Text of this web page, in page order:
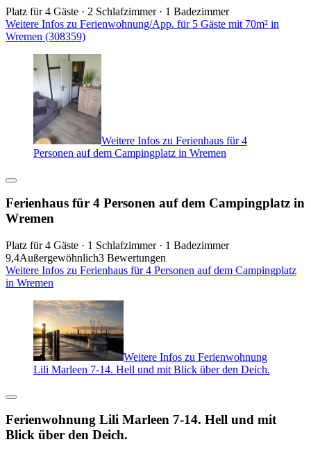
Platz für 4 Gäste · 2 Schlafzimmer · 1 Badezimmer
Weitere Infos zu Ferienwohnung/App. für 5 Gäste mit 70m² in
Wremen (308359)
Weitere Infos zu Ferienhaus für 4
Personen auf dem Campingplatz in Wremen
Ferienhaus für 4 Personen auf dem Campingplatz in
Wremen
Platz für 4 Gäste · 1 Schlafzimmer · 1 Badezimmer
9,4Außergewöhnlich3 Bewertungen
Weitere Infos zu Ferienhaus für 4 Personen auf dem Campingplatz
in Wremen
Weitere Infos zu Ferienwohnung
Lili Marleen 7-14. Hell und mit Blick über den Deich.
Ferienwohnung Lili Marleen 7-14. Hell und mit
Blick über den Deich.